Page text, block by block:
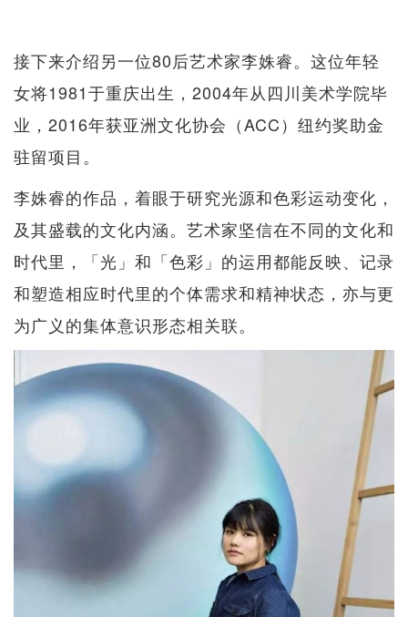
接下来介绍另一位80后艺术家李姝睿。这位年轻
女将1981于重庆出生，2004年从四川美术学院毕
业，2016年获亚洲文化协会（ACC）纽约奖助金
驻留项目。
李姝睿的作品，着眼于研究光源和色彩运动变化，
及其盛载的文化内涵。艺术家坚信在不同的文化和
时代里，「光」和「色彩」的运用都能反映、记录
和塑造相应时代里的个体需求和精神状态，亦与更
为广义的集体意识形态相关联。